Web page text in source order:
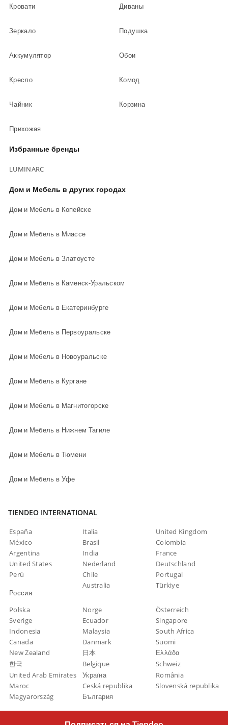
Кровати Диваны
Зеркало Подушка
Аккумулятор Обои
Кресло Комод
Чайник Корзина
Прихожая
Избранные бренды
LUMINARC
Дом и Мебель в других городах
Дом и Мебель в Копейске
Дом и Мебель в Миассе
Дом и Мебель в Златоусте
Дом и Мебель в Каменск-Уральском
Дом и Мебель в Екатеринбурге
Дом и Мебель в Первоуральске
Дом и Мебель в Новоуральске
Дом и Мебель в Кургане
Дом и Мебель в Магнитогорске
Дом и Мебель в Нижнем Тагиле
Дом и Мебель в Тюмени
Дом и Мебель в Уфе
TIENDEO INTERNATIONAL
España Italia
United Kingdom
México
Brasil
Colombia
Argentina
India
France
United States
Nederland
Deutschland
Perú
Chile
Portugal
Россия
Australia Türkiye
Polska Norge
Österreich
Sverige
Ecuador
Singapore
Indonesia
Malaysia
South Africa
Canada
Danmark
Suomi
New Zealand
日本
Ελλάδα
한국
Belgique
Schweiz
United Arab Emirates
Україна
România
Maroc
Ceská republika
Slovenská republika
Magyarország
България